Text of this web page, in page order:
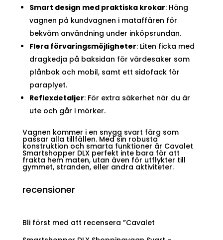
Smart design med praktiska krokar: Häng
vagnen på kundvagnen i mataffären för
bekväm användning under inköpsrundan.
Flera förvaringsmöjligheter: Liten ficka med
dragkedja på baksidan för värdesaker som
plånbok och mobil, samt ett sidofack för
paraplyet.
Reflexdetaljer: För extra säkerhet när du är
ute och går i mörker.
Vagnen kommer i en snygg svart färg som
passar alla tillfällen. Med sin robusta
konstruktion och smarta funktioner är Cavalet
Smartshopper DLX perfekt inte bara för att
frakta hem maten, utan även för utflykter till
gymmet, stranden, eller andra aktiviteter.
recensioner
Bli först med att recensera ”Cavalet